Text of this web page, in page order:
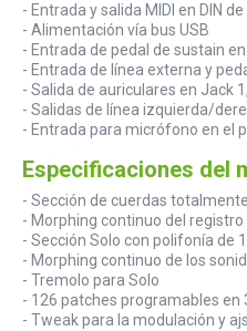
- Entrada y salida MIDI en DIN
- Alimentación vía bus USB
- Entrada de pedal de sustain
- Entrada de línea externa y
- Salida de auriculares en Jack
- Salidas de línea izquierda/
- Entrada para micrófono en el
Especificaciones del
- Sección de cuerdas
- Morphing continuo del registro
- Sección Solo con polifonía de
- Morphing continuo de los
- Tremolo para Solo
- 126 patches programables en
- Tweak para la modulación y